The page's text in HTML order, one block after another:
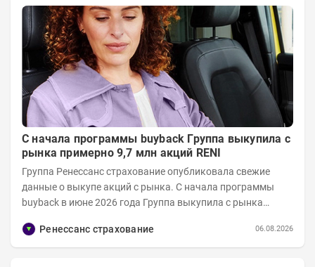
С начала программы buyback Группа выкупила с
рынка примерно 9,7 млн акций RENI
Группа Ренессанс страхование опубликовала свежие
данные о выкупе акций с рынка. C начала программы
buyback в июне 2026 года Группа выкупила с рынка
Ренессанс страхование
06.08.2026